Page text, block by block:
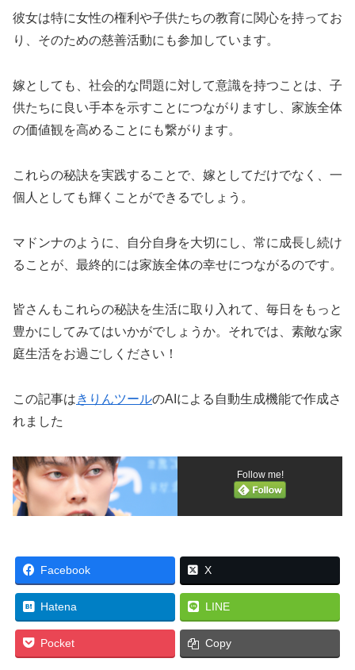
彼女は特に女性の権利や子供たちの教育に関心を持ってお
り、そのための慈善活動にも参加しています。
嫁としても、社会的な問題に対して意識を持つことは、子
供たちに良い手本を示すことにつながりますし、家族全体
の価値観を高めることにも繋がります。
これらの秘訣を実践することで、嫁としてだけでなく、一
個人としても輝くことができるでしょう。
マドンナのように、自分自身を大切にし、常に成長し続け
ることが、最終的には家族全体の幸せにつながるのです。
皆さんもこれらの秘訣を生活に取り入れて、毎日をもっと
豊かにしてみてはいかがでしょうか。それでは、素敵な家
庭生活をお過ごしください！
この記事はきりんツールのAIによる自動生成機能で作成さ
れました
Follow me!
Facebook X
Hatena LINE
Pocket Copy